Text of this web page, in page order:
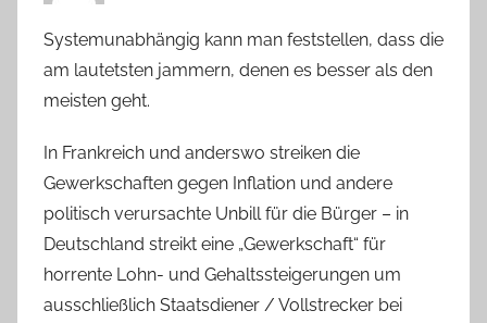
Systemunabhängig kann man feststellen, dass die
am lautetsten jammern, denen es besser als den
meisten geht.
In Frankreich und anderswo streiken die
Gewerkschaften gegen Inflation und andere
politisch verursachte Unbill für die Bürger – in
Deutschland streikt eine „Gewerkschaft“ für
horrente Lohn- und Gehaltssteigerungen um
ausschließlich Staatsdiener / Vollstrecker bei